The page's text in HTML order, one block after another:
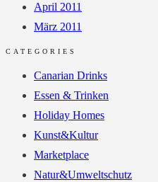
April 2011
März 2011
CATEGORIES
Canarian Drinks
Essen & Trinken
Holiday Homes
Kunst&Kultur
Marketplace
Natur&Umweltschutz